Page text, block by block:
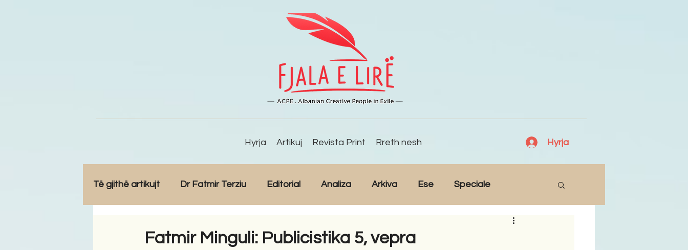
Hyrja Artikuj Revista Print Rreth nesh Hyrja
Të gjithë artikujt Dr Fatmir Terziu Editorial Analiza Arkiva Ese Speciale
Fatmir Minguli: Publicistika 5, vepra